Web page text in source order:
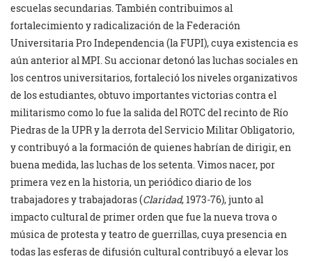
escuelas secundarias. También contribuimos al
fortalecimiento y radicalización de la Federación
Universitaria Pro Independencia (la FUPI), cuya existencia es
aún anterior al MPI. Su accionar detonó las luchas sociales en
los centros universitarios, fortaleció los niveles organizativos
de los estudiantes, obtuvo importantes victorias contra el
militarismo como lo fue la salida del ROTC del recinto de Río
Piedras de la UPR y la derrota del Servicio Militar Obligatorio,
y contribuyó a la formación de quienes habrían de dirigir, en
buena medida, las luchas de los setenta. Vimos nacer, por
primera vez en la historia, un periódico diario de los
trabajadores y trabajadoras (Claridad, 1973-76), junto al
impacto cultural de primer orden que fue la nueva trova o
música de protesta y teatro de guerrillas, cuya presencia en
todas las esferas de difusión cultural contribuyó a elevar los